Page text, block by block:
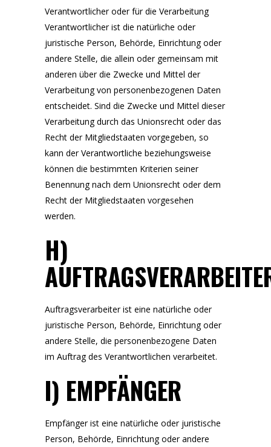
Verantwortlicher oder für die Verarbeitung
Verantwortlicher ist die natürliche oder
juristische Person, Behörde, Einrichtung oder
andere Stelle, die allein oder gemeinsam mit
anderen über die Zwecke und Mittel der
Verarbeitung von personenbezogenen Daten
entscheidet. Sind die Zwecke und Mittel dieser
Verarbeitung durch das Unionsrecht oder das
Recht der Mitgliedstaaten vorgegeben, so
kann der Verantwortliche beziehungsweise
können die bestimmten Kriterien seiner
Benennung nach dem Unionsrecht oder dem
Recht der Mitgliedstaaten vorgesehen
werden.
H)
Auftragsverarbeiter ist eine natürliche oder
juristische Person, Behörde, Einrichtung oder
andere Stelle, die personenbezogene Daten
im Auftrag des Verantwortlichen verarbeitet.
I) EMPFÄNGER
Empfänger ist eine natürliche oder juristische
Person, Behörde, Einrichtung oder andere